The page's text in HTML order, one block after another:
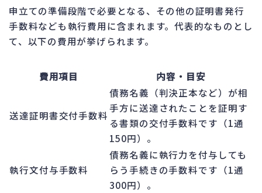
申立ての準備段階で必要となる、その他の証明書発行
手数料なども執行費用に含まれます。代表的なものとし
て、以下の費用が挙げられます。
費用項目 内容・目安
送達証明書交付手数料
債務名義（判決正本など）が相
手方に送達されたことを証明す
る書類の交付手数料です（1通
150円）。
執行文付与手数料
債務名義に執行力を付与しても
らう手続きの手数料です（1通
300円）。